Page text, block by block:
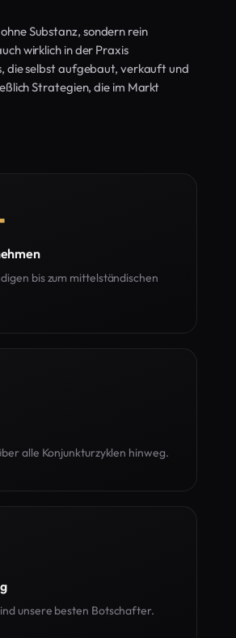
Substanz, sondern rein
wirklich in der Praxis
die selbst aufgebaut, verkauft und
Strategien, die im Markt
bis zum mittelständischen
alle Konjunkturzyklen hinweg.
unsere besten Botschafter.